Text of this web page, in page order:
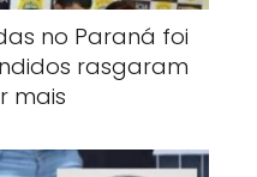
no Paraná foi
rasgaram
mais